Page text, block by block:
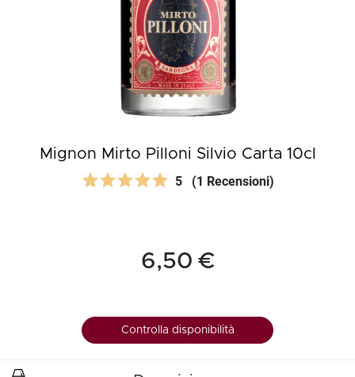
Mignon Mirto Pilloni Silvio Carta 10cl
5 (1 Recensioni)
6,50 €
Controlla disponibilità